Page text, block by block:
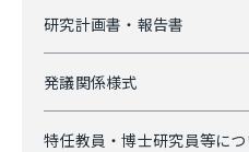
研究計画書・報告書
発議関係様式
特任教員・博士研究員等につ